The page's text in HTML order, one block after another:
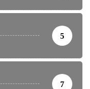
5
7